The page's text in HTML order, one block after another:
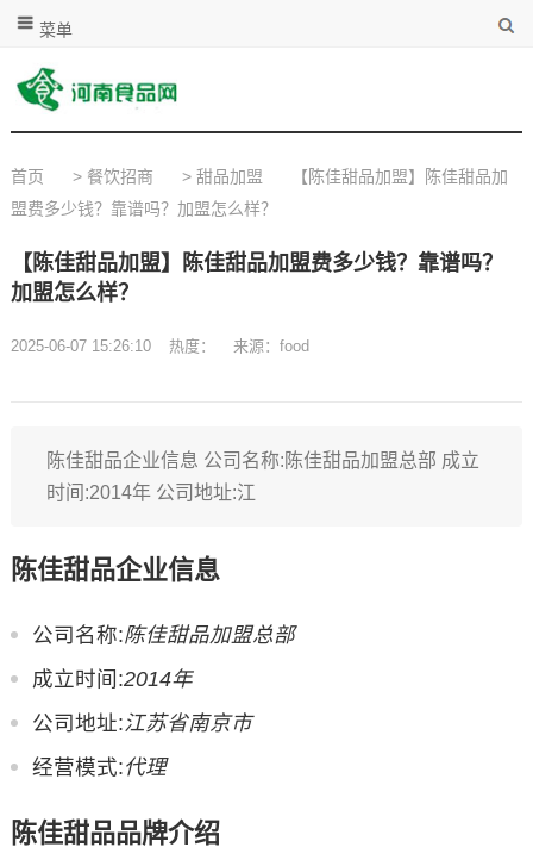
菜单
首页 > 餐饮招商 > 甜品加盟
【陈佳甜品加盟】陈佳甜品加
盟费多少钱？靠谱吗？加盟怎么样？
【陈佳甜品加盟】陈佳甜品加盟费多少钱？靠谱吗？
加盟怎么样？
2025-06-07 15:26:10 热度： 来源：food
陈佳甜品企业信息 公司名称:陈佳甜品加盟总部 成立
时间:2014年 公司地址:江
陈佳甜品企业信息
公司名称:陈佳甜品加盟总部
成立时间:2014年
公司地址:江苏省南京市
经营模式:代理
陈佳甜品品牌介绍